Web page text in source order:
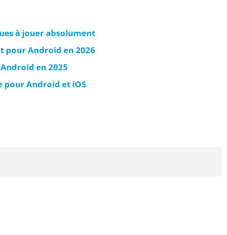
à jouer absolument
pour Android en 2026
en 2025
pour Android et iOS